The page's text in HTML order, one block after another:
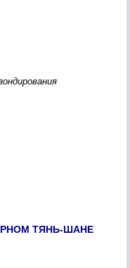
ТЯНЬ-ШАНЕ